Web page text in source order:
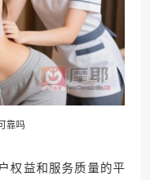
靠吗
权益和服务质量的平